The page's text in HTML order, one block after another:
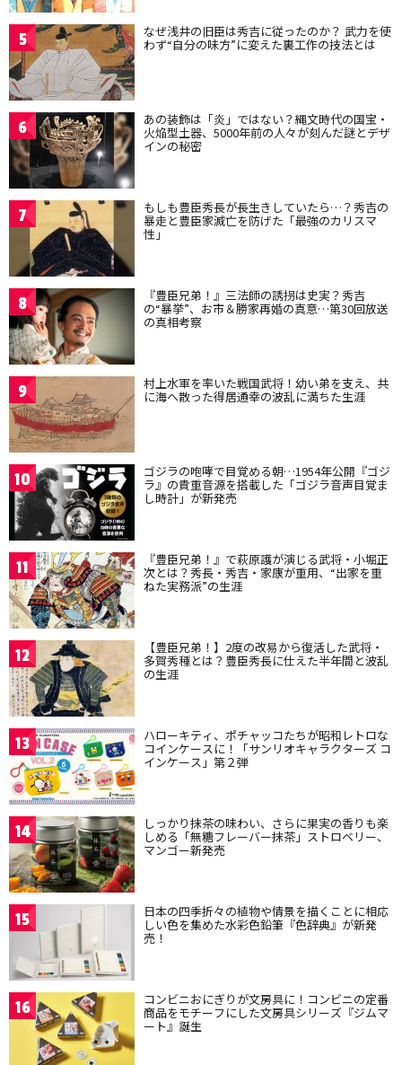
5 なぜ浅井の旧臣は秀吉に従ったのか？ 武力を使
わず“自分の味方”に変えた裏工作の技法とは
6 あの装飾は「炎」ではない？縄文時代の国宝・
火焔型土器、5000年前の人々が刻んだ謎とデザ
インの秘密
7 もしも豊臣秀長が長生きしていたら…？秀吉の
暴走と豊臣家滅亡を防げた「最強のカリスマ
性」
8 『豊臣兄弟！』三法師の誘拐は史実？秀吉
の“暴挙”、お市＆勝家再婚の真意…第30回放送
の真相考察
9 村上水軍を率いた戦国武将！幼い弟を支え、共
に海へ散った得居通幸の波乱に満ちた生涯
10 ゴジラの咆哮で目覚める朝…1954年公開『ゴジ
ラ』の貴重音源を搭載した「ゴジラ音声目覚ま
し時計」が新発売
11 『豊臣兄弟！』で萩原護が演じる武将・小堀正
次とは？秀長・秀吉・家康が重用、“出家を重
ねた実務派”の生涯
12 【豊臣兄弟！】2度の改易から復活した武将・
多賀秀種とは？豊臣秀長に仕えた半年間と波乱
の生涯
13 ハローキティ、ポチャッコたちが昭和レトロな
コインケースに！「サンリオキャラクターズ コ
インケース」第２弾
14 しっかり抹茶の味わい、さらに果実の香りも楽
しめる「無糖フレーバー抹茶」ストロベリー、
マンゴー新発売
15 日本の四季折々の植物や情景を描くことに相応
しい色を集めた水彩色鉛筆『色辞典』が新発
売！
16 コンビニおにぎりが文房具に！コンビニの定番
商品をモチーフにした文房具シリーズ『ジムマ
ート』誕生